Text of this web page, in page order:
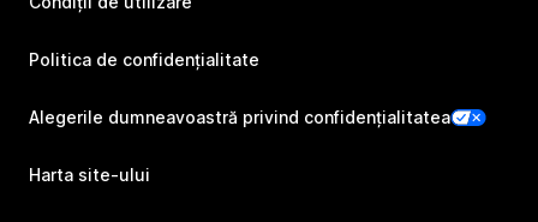
Politica de confidențialitate
Alegerile dumneavoastră privind confidențialitatea
Harta site-ului